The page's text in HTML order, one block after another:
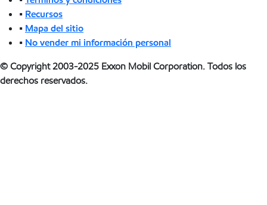
• Recursos
• Mapa del sitio
• No vender mi información personal
© Copyright 2003-2025 Exxon Mobil Corporation. Todos los
derechos reservados.